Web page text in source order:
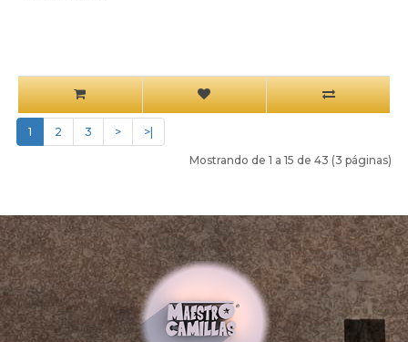
1 2 3 > >|
Mostrando de 1 a 15 de 43 (3 páginas)